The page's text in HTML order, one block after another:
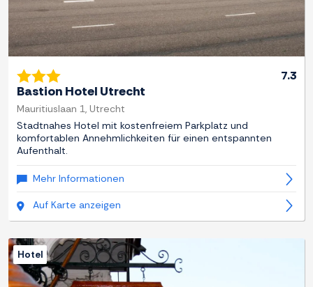
7.3
Bastion Hotel Utrecht
Mauritiuslaan 1, Utrecht
Stadtnahes Hotel mit kostenfreiem Parkplatz und
komfortablen Annehmlichkeiten für einen entspannten
Aufenthalt.
Mehr Informationen
Auf Karte anzeigen
Hotel